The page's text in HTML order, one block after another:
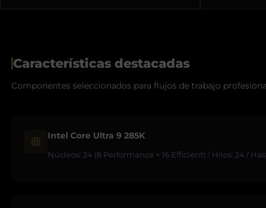
Características destacadas
Componentes seleccionados para flujos de trabajo
Intel Core Ultra 9 285K
Núcleos: 24 (8 Performance + 16 Efficient) / Hilos: 24 /